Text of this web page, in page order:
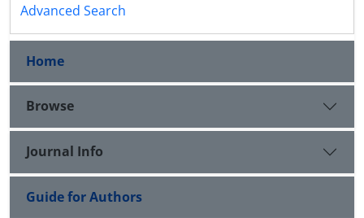
Advanced Search
Home
Browse
Journal Info
Guide for Authors